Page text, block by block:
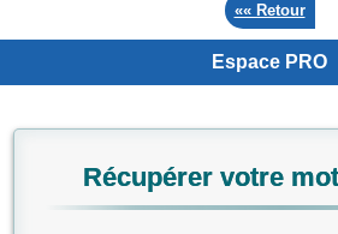
«« Retour
Espace PRO
Récupérer votre